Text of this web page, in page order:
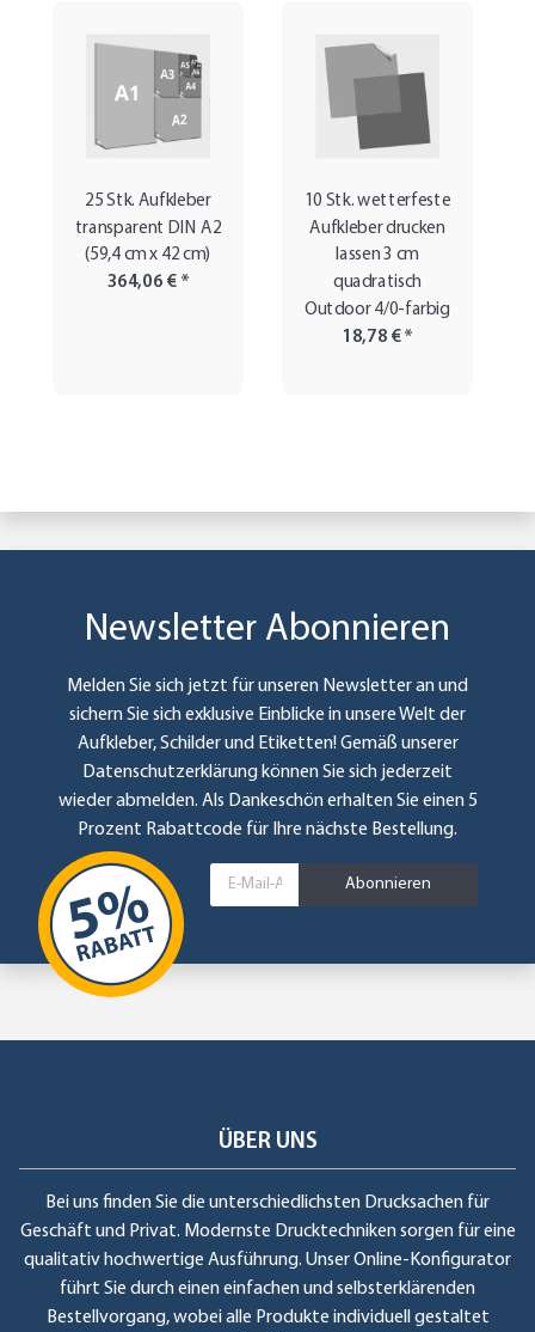
25 Stk. Aufkleber
transparent DIN A2
(59,4 cm x 42 cm)
364,06 € *
10 Stk. wetterfeste
Aufkleber drucken
lassen 3 cm
quadratisch
Outdoor 4/0-farbig
18,78 €*
Newsletter Abonnieren
Melden Sie sich jetzt für unseren Newsletter an und
sichern Sie sich exklusive Einblicke in unsere Welt der
Aufkleber, Schilder und Etiketten! Gemäß unserer
Datenschutzerklärung können Sie sich jederzeit
wieder abmelden. Als Dankeschön erhalten Sie einen 5
Prozent Rabattcode für Ihre nächste Bestellung.
Abonnieren
ÜBER UNS
Bei uns finden Sie die unterschiedlichsten Drucksachen für
Geschäft und Privat. Modernste Drucktechniken sorgen für eine
qualitativ hochwertige Ausführung. Unser Online-Konfigurator
führt Sie durch einen einfachen und selbsterklärenden
Bestellvorgang, wobei alle Produkte individuell gestaltet